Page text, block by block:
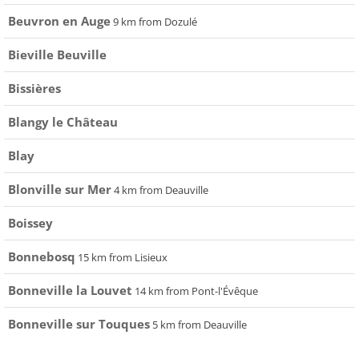
Beuvron en Auge9 km from Dozulé
Bieville Beuville
Bissières
Blangy le Château
Blay
Blonville sur Mer4 km from Deauville
Boissey
Bonnebosq 15 km from Lisieux
Bonneville la Louvet 14 km from Pont-l'Évêque
Bonneville sur Touques 5 km from Deauville